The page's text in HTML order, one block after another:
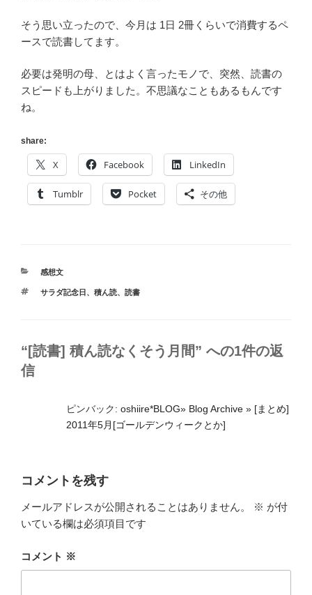
そう思い立ったので、今月は 1日 2冊くらいで消費するペ
ースで読書してます。
必要は発明の母、とはよく言ったモノで、突然、読書の
スピードも上がりました。不思議なこともあるもんです
ね。
share:
X Facebook LinkedIn
Tumblr Pocket その他
カ
ゴ
感想文
タ
サラダ記念日 、 積ん読、 読書
“[読書] 積ん読なくそう月間” への1件の返
信
ピンバック: oshiire*BLOG» Blog Archive » [まとめ]
2011年5月[ゴールデンウィークとか]
コメントを残す
メールアドレスが公開されることはありません。 ※ が付
いている欄は必須項目です
コメント ※